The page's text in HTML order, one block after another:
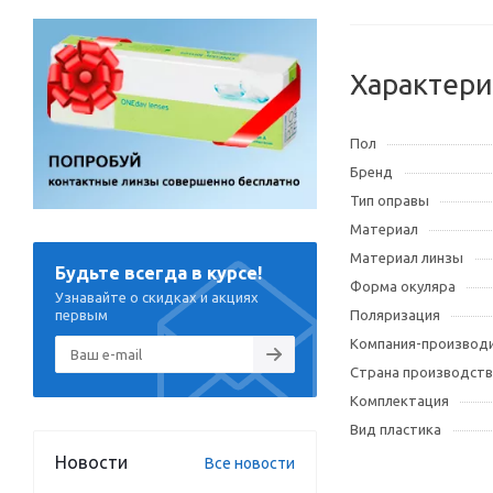
Пол
Бренд
Тип оправы
Материал
Материал линзы
Форма окуляра
Поляризация
Компания-
Страна
Комплектация
Вид пластика
Будьте всегда в курсе!
Узнавайте о скидках и акциях
первым
Новости Все новости